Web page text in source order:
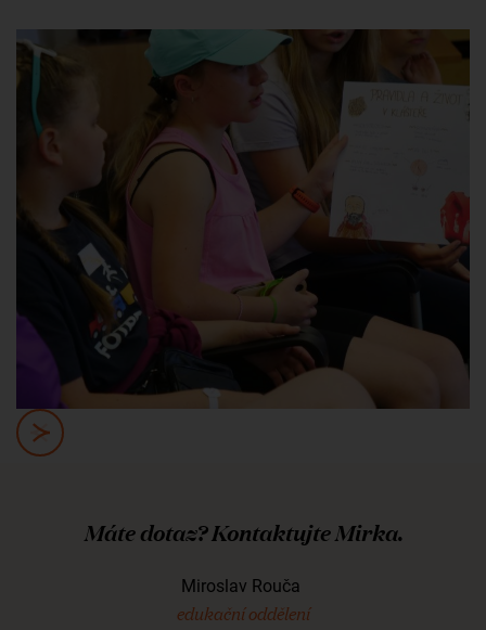
Máte dotaz? Kontaktujte Mirka.
Miroslav Rouča
edukační oddělení